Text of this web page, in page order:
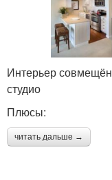
Интерьер
студио
Плюсы:
читать дальше →